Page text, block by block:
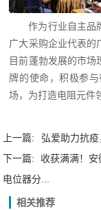
作为行业自主品
广大采购企业代表的
目前蓬勃发展的市场
牌的使命，积极参
场，为打造电阻元件
上一篇:
弘爱助力抗
下一篇:
收获满满！
电位器分...
相关推荐